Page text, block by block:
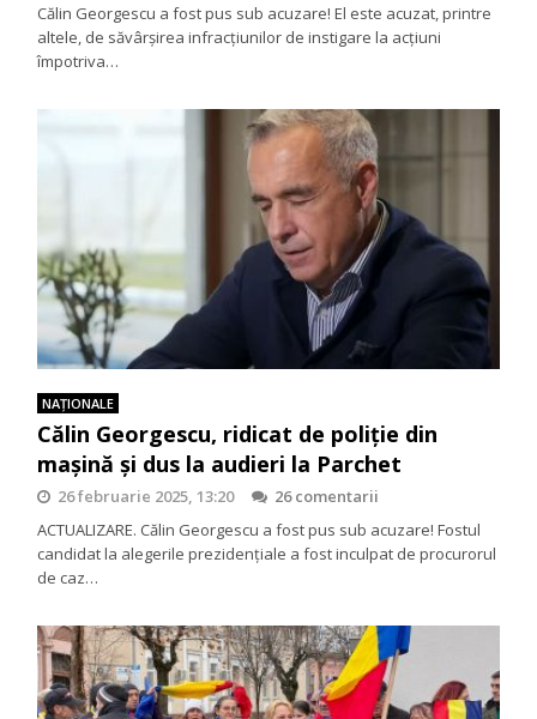
Călin Georgescu a fost pus sub acuzare! El este acuzat, printre
altele, de săvârșirea infracțiunilor de instigare la acțiuni
împotriva…
NAŢIONALE
Călin Georgescu, ridicat de poliție din
mașină și dus la audieri la Parchet
26 februarie 2025, 13:20
26 comentarii
ACTUALIZARE. Călin Georgescu a fost pus sub acuzare! Fostul
candidat la alegerile prezidențiale a fost inculpat de procurorul
de caz…